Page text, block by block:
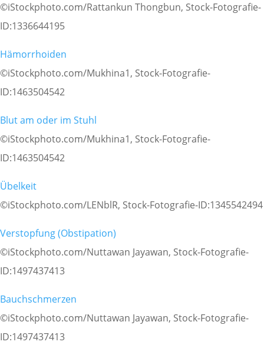
©iStockphoto.com/Rattankun Thongbun, Stock-Fotografie-
ID:1336644195
Hämorrhoiden
©iStockphoto.com/Mukhina1, Stock-Fotografie-
ID:1463504542
Blut am oder im Stuhl
©iStockphoto.com/Mukhina1, Stock-Fotografie-
ID:1463504542
Übelkeit
©iStockphoto.com/LENblR, Stock-Fotografie-ID:1345542494
Verstopfung (Obstipation)
©iStockphoto.com/Nuttawan Jayawan, Stock-Fotografie-
ID:1497437413
Bauchschmerzen
©iStockphoto.com/Nuttawan Jayawan, Stock-Fotografie-
ID:1497437413